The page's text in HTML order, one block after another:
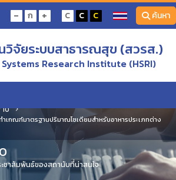
- ก + C C C ค้นหา
วิจัยระบบสาธารณสุข (สวรส.)
Research Institute (HSRI)
10
เกณฑ์มาตรฐานปริมาณโซเดียมสำหรับอาหารประเภทต่าง
ชาสัมพันธ์ของสถานับที่น่าสนใจ